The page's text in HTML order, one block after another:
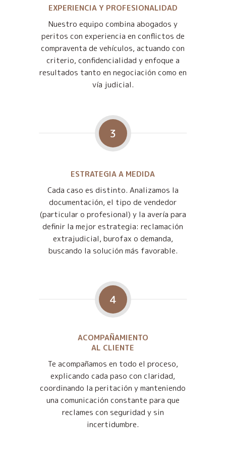
EXPERIENCIA Y PROFESIONALIDAD
Nuestro equipo combina abogados y
peritos con experiencia en conflictos de
compraventa de vehículos, actuando con
criterio, confidencialidad y enfoque a
resultados tanto en negociación como en
vía judicial.
3
ESTRATEGIA A MEDIDA
Cada caso es distinto. Analizamos la
documentación, el tipo de vendedor
(particular o profesional) y la avería para
definir la mejor estrategia: reclamación
extrajudicial, burofax o demanda,
buscando la solución más favorable.
4
ACOMPAÑAMIENTO
AL CLIENTE
Te acompañamos en todo el proceso,
explicando cada paso con claridad,
coordinando la peritación y manteniendo
una comunicación constante para que
reclames con seguridad y sin
incertidumbre.